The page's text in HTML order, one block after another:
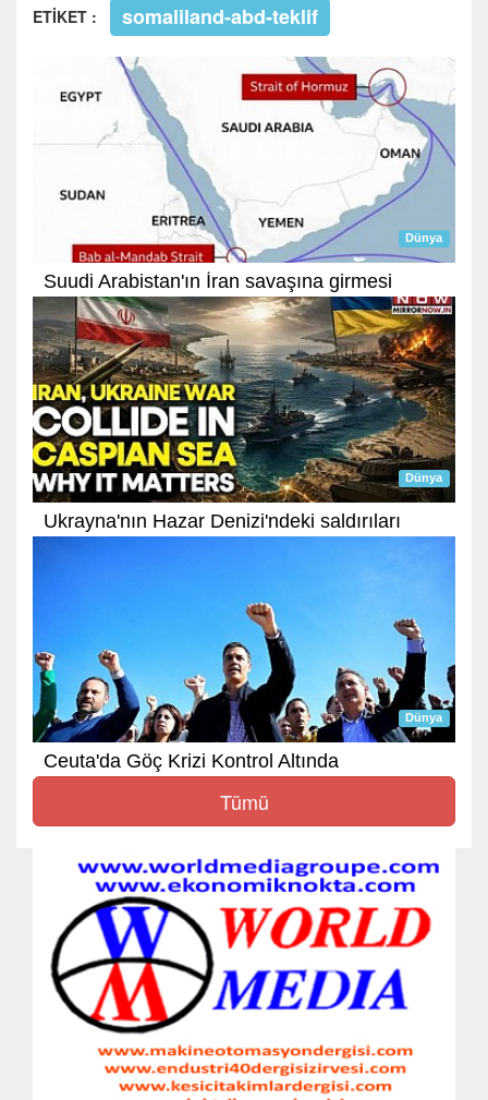
ETİKET : somaliland-abd-teklif
Dünya
Suudi Arabistan'ın İran savaşına girmesi
Dünya
Ukrayna'nın Hazar Denizi'ndeki saldırıları
Dünya
Ceuta'da Göç Krizi Kontrol Altında
Tümü